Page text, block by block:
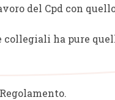
del Cpd con
ha pure